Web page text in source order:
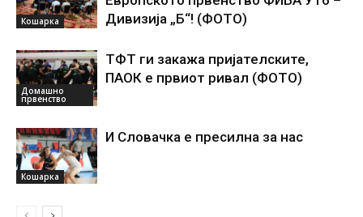
Кошарка
Дивизија „Б“! (ФОТО)
Домашно
првенство
ТФТ ги закажа пријателските,
ПАОК е првиот ривал (ФОТО)
Кошарка
И Словачка е пресилна за нас